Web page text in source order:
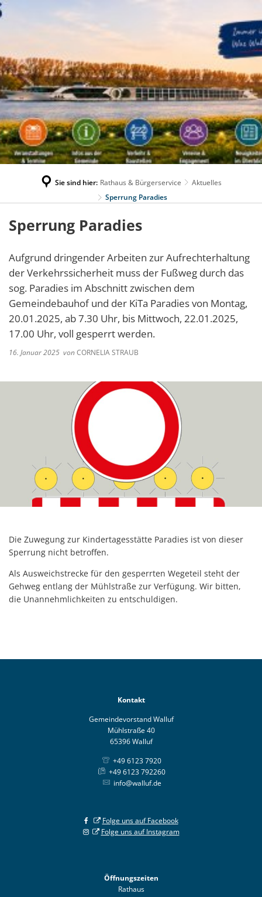
Sie sind hier: Rathaus & Bürgerservice
Aktuelles
Sperrung Paradies
Sperrung Paradies
Aufgrund dringender Arbeiten zur Aufrechterhaltung
der Verkehrssicherheit muss der Fußweg durch das
sog. Paradies im Abschnitt zwischen dem
Gemeindebauhof und der KiTa Paradies von Montag,
20.01.2025, ab 7.30 Uhr, bis Mittwoch, 22.01.2025,
17.00 Uhr, voll gesperrt werden.
16. Januar 2025 vonCORNELIA STRAUB
Die Zuwegung zur Kindertagesstätte Paradies ist von dieser
Sperrung nicht betroffen.
Als Ausweichstrecke für den gesperrten Wegeteil steht der
Gehweg entlang der Mühlstraße zur Verfügung. Wir bitten,
die Unannehmlichkeiten zu entschuldigen.
Kontakt
Gemeindevorstand Walluf
Mühlstraße 40
65396 Walluf
+49 6123 7920
+49 6123 792260
info@walluf.de
Folge uns auf Facebook
Folge uns auf Instagram
Öffnungszeiten
Rathaus